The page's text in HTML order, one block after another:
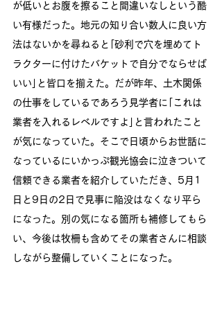
が低いとお腹を擦ること間違いなしという酷
い有様だった。地元の知り合い数人に良い方
法はないかを尋ねると｢砂利で穴を埋めてト
ラクターに付けたバケットで自分でならせば
いい｣と皆口を揃えた。だが昨年、土木関係
の仕事をしているであろう見学者に｢これは
業者を入れるレベルですよ｣と言われたこと
が気になっていた。そこで日頃からお世話に
なっているにいかっぷ観光協会に泣きついて
信頼できる業者を紹介していただき、5月1
日と9日の2日で見事に陥没はなくなり平ら
になった。別の気になる箇所も補修してもら
い、今後は牧柵も含めてその業者さんに相談
しながら整備していくことになった。